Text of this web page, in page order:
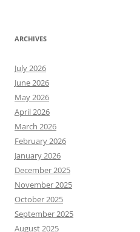
ARCHIVES
July 2026
June 2026
May 2026
April 2026
March 2026
February 2026
January 2026
December 2025
November 2025
October 2025
September 2025
August 2025